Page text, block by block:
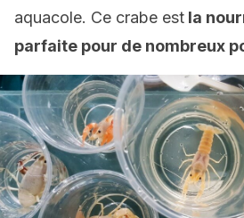
aquacole. Ce crabe est la
parfaite pour de nombreux